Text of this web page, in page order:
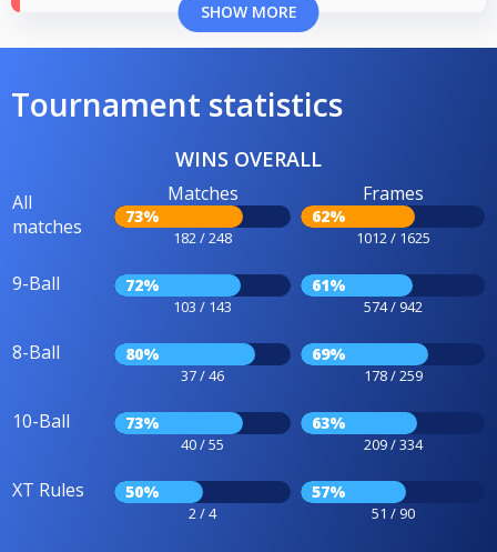
SHOW MORE
Tournament statistics
WINS OVERALL
All
matches
Matches
73%
182 / 248
Frames
62%
1012 / 1625
9-Ball 72%
103 / 143
61%
574 / 942
8-Ball 80%
37 / 46
69%
178 / 259
10-Ball 73%
40 / 55
63%
209 / 334
XT Rules 50%
2 / 4
57%
51 / 90